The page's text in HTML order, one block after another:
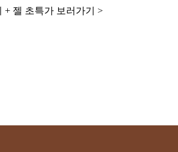
+ 젤 초특가 보러가기 >